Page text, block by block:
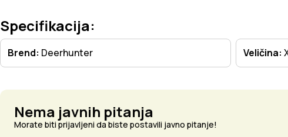
Specifikacija:
Brend: Deerhunter Veličina:
Nema javnih pitanja
Morate biti prijavljeni da biste postavili javno pitanje!